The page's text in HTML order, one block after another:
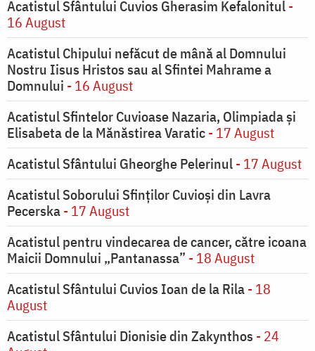
Acatistul Sfântului Cuvios Gherasim Kefalonitul-
16 August
Acatistul Chipului nefăcut de mână al Domnului
Nostru Iisus Hristos sau al Sfintei Mahrame a
Domnului - 16 August
Acatistul Sfintelor Cuvioase Nazaria, Olimpiada și
Elisabeta de la Mănăstirea Varatic- 17 August
Acatistul Sfântului Gheorghe Pelerinul- 17 August
Acatistul Soborului Sfinților Cuvioși din Lavra
Pecerska- 17 August
Acatistul pentru vindecarea de cancer, către icoana
Maicii Domnului „Pantanassa” - 18 August
Acatistul Sfântului Cuvios Ioan de la Rila- 18
August
Acatistul Sfântului Dionisie din Zakynthos - 24